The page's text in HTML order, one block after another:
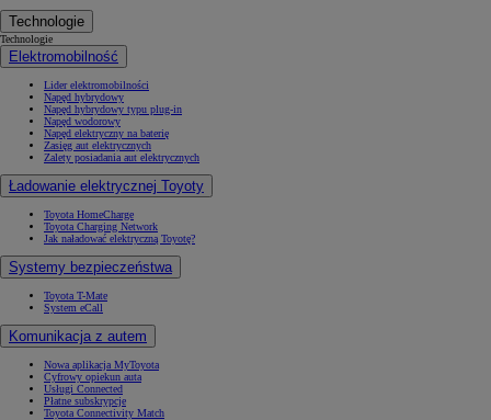
Technologie
Technologie
Elektromobilność
Lider elektromobilności
Napęd hybrydowy
Napęd hybrydowy typu plug-in
Napęd wodorowy
Napęd elektryczny na baterię
Zasięg aut elektrycznych
Zalety posiadania aut elektrycznych
Ładowanie elektrycznej Toyoty
Toyota HomeCharge
Toyota Charging Network
Jak naładować elektryczną Toyotę?
Systemy bezpieczeństwa
Toyota T-Mate
System eCall
Komunikacja z autem
Nowa aplikacja MyToyota
Cyfrowy opiekun auta
Usługi Connected
Płatne subskrypcje
Toyota Connectivity Match